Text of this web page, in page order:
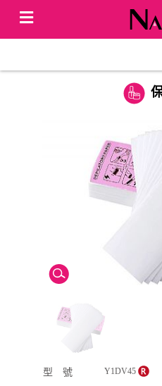
型 號 Y1DV45